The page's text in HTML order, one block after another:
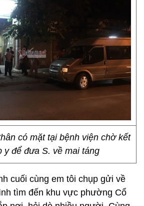
có mặt tại bệnh viện chờ kết
y để đưa S. về mai táng
cuối cùng em tôi chụp gửi về
tìm đến khu vực phường Cổ